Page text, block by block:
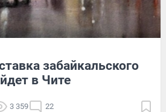
забайкальского
в Чите
3 359 22